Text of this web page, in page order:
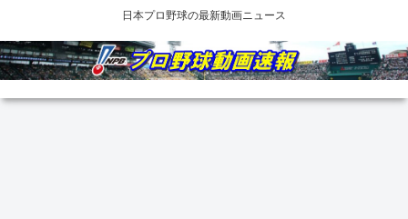
日本プロ野球の最新動画ニュース